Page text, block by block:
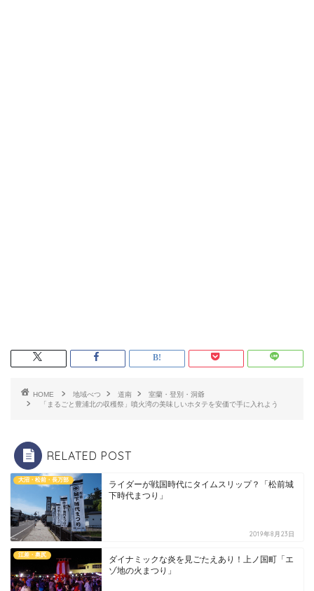
HOME 地域べつ 道南
室蘭・登別・洞爺
「まるごと豊浦北の収穫祭」噴火湾の美味しいホタテを安価で手に入れよう
RELATED POST
大沼・松前・長万部
ライダーが戦国時代にタイムスリップ？「松前城
下時代まつり」
2019年8月23日
江差・奥尻
ダイナミックな炎を見ごたえあり！上ノ国町「エ
ゾ地の火まつり」